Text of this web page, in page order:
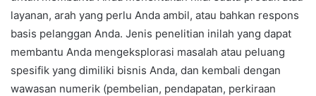
layanan, arah yang perlu Anda ambil, atau bahkan respons
basis pelanggan Anda. Jenis penelitian inilah yang dapat
membantu Anda mengeksplorasi masalah atau peluang
spesifik yang dimiliki bisnis Anda, dan kembali dengan
wawasan numerik (pembelian, pendapatan, perkiraan